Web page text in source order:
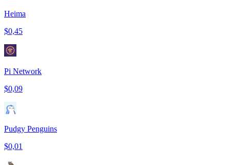
Heima
$0,45
Pi Network
$0,09
Pudgy Penguins
$0,01